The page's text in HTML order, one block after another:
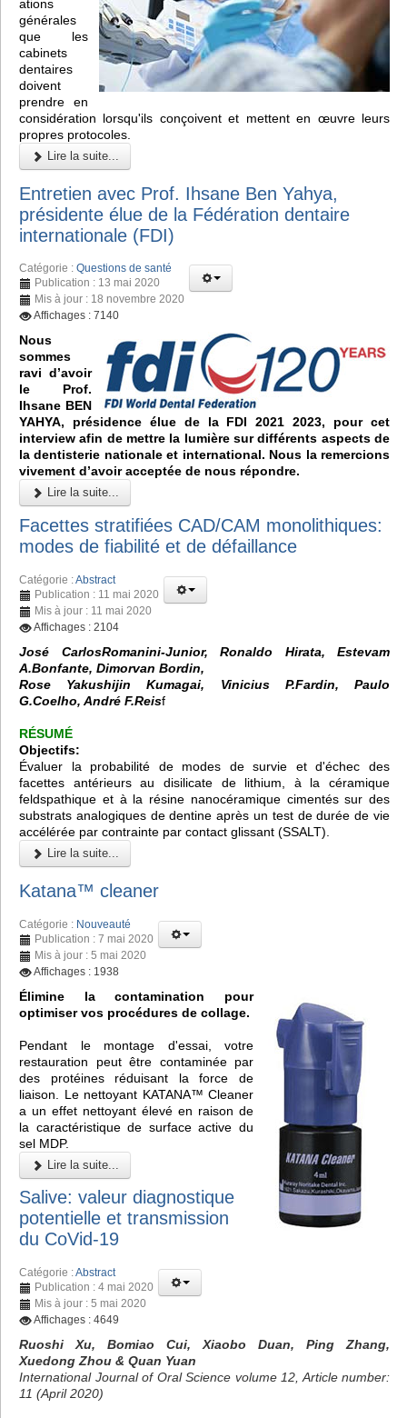
ations
générales
que les
cabinets
dentaires
doivent
prendre en
considération lorsqu'ils conçoivent et mettent en œuvre leurs
propres protocoles.
Lire la suite...
Entretien avec Prof. Ihsane Ben Yahya,
présidente élue de la Fédération dentaire
internationale (FDI)
Catégorie : Questions de santé
Publication : 13 mai 2020
Mis à jour : 18 novembre 2020
Affichages : 7140
Nous
sommes
ravi d’avoir
le Prof.
Ihsane BEN
YAHYA, présidence élue de la FDI 2021 2023, pour cet
interview afin de mettre la lumière sur différents aspects de
la dentisterie nationale et international. Nous la remercions
vivement d’avoir acceptée de nous répondre.
Lire la suite...
Facettes stratifiées CAD/CAM monolithiques:
modes de fiabilité et de défaillance
Catégorie :Abstract
Publication : 11 mai 2020
Mis à jour : 11 mai 2020
Affichages : 2104
José CarlosRomanini-Junior, Ronaldo Hirata, Estevam
A.Bonfante, Dimorvan Bordin,
Rose Yakushijin Kumagai, Vinicius P.Fardin, Paulo
G.Coelho, André F.Reisf
RÉSUMÉ
Objectifs:
Évaluer la probabilité de modes de survie et d'échec des
facettes antérieurs au disilicate de lithium, à la céramique
feldspathique et à la résine nanocéramique cimentés sur des
substrats analogiques de dentine après un test de durée de vie
accélérée par contrainte par contact glissant (SSALT).
Lire la suite...
Katana™ cleaner
Catégorie : Nouveauté
Publication : 7 mai 2020
Mis à jour : 5 mai 2020
Affichages : 1938
Élimine la contamination pour
optimiser vos procédures de collage.
Pendant le montage d'essai, votre
restauration peut être contaminée par
des protéines réduisant la force de
liaison. Le nettoyant KATANA™ Cleaner
a un effet nettoyant élevé en raison de
la caractéristique de surface active du
sel MDP.
Lire la suite...
Salive: valeur diagnostique
potentielle et transmission
du CoVid-19
Catégorie :Abstract
Publication : 4 mai 2020
Mis à jour : 5 mai 2020
Affichages : 4649
Ruoshi Xu, Bomiao Cui, Xiaobo Duan, Ping Zhang,
Xuedong Zhou & Quan Yuan
International Journal of Oral Science volume 12, Article number:
11 (April 2020)